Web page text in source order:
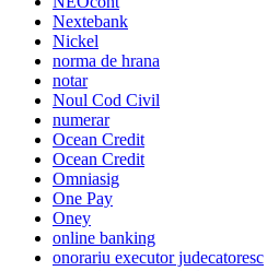
Nextebank
Nickel
norma de hrana
notar
Noul Cod Civil
numerar
Ocean Credit
Ocean Credit
Omniasig
One Pay
Oney
online banking
onorariu executor judecatoresc